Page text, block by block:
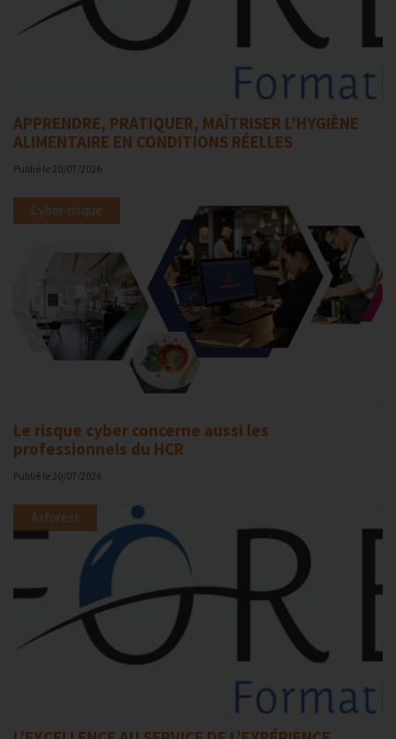
APPRENDRE, PRATIQUER, MAÎTRISER L’HYGIÈNE
ALIMENTAIRE EN CONDITIONS RÉELLES
Publié le 20/07/2026
Le risque cyber concerne aussi les
professionnels du HCR
Publié le 20/07/2026
Cyber-risque
Asforest